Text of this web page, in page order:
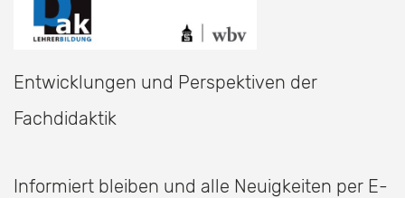
Entwicklungen und Perspektiven der
Fachdidaktik
Informiert bleiben und alle Neuigkeiten per E-